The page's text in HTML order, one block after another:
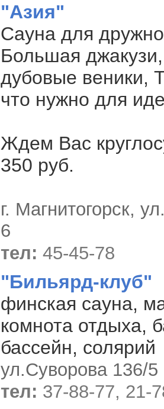
"Азия"
Сауна для
Большая
дубовые веники,
что нужно для
Ждем Вас
350 руб.
г. Магнитогорск,
6
тел: 45-45-78
"Бильярд-клуб"
финская сауна,
комнота отдыха,
бассейн, солярий
ул.Суворова 136/5
тел: 37-88-77, 21-